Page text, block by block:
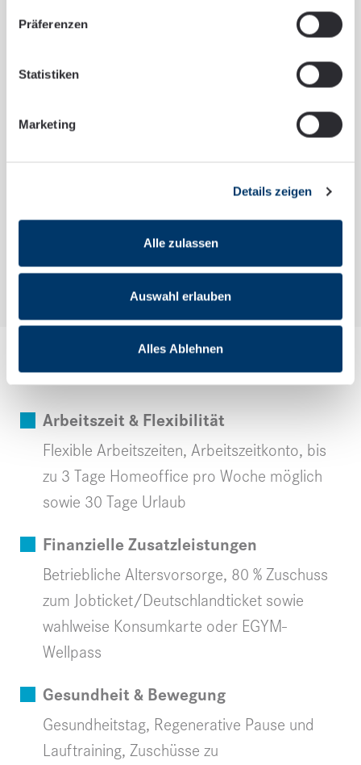
Präferenzen
Statistiken
Marketing
Details zeigen
Alle zulassen
Auswahl erlauben
Alles Ablehnen
MULANSKY + KOLLEGEN Rechts­an­
wälte GmbH
Lort­zing­straße 35
Mehr zu uns
Your advantage with us:
Arbeitszeit & Flexibilität
Flexible Arbeitszeiten, Arbeitszeitkonto, bis
zu 3 Tage Homeoffice pro Woche möglich
sowie 30 Tage Urlaub
Finanzielle Zusatzleistungen
Betriebliche Altersvorsorge, 80 % Zuschuss
zum Jobticket/Deutschlandticket sowie
wahlweise Konsumkarte oder EGYM-
Wellpass
Gesundheit & Bewegung
Gesundheitstag, Regenerative Pause und
Lauftraining, Zuschüsse zu